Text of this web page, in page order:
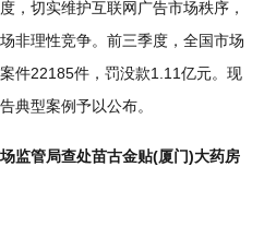
，切实维护互联网广告市场秩序，
非理性竞争。前三季度，全国市场
件22185件，罚没款1.11亿元。现
典型案例予以公布。
管局查处苗古金贴(厦门)大药房